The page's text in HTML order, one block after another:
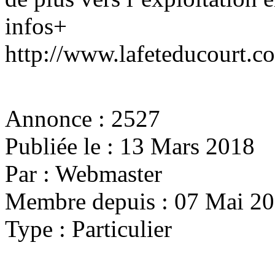
infos+
http://
Annonce : 2527
Publiée le : 13 Mars 2018
Par : Webmaster
Membre depuis : 07 Mai
Type : Particulier